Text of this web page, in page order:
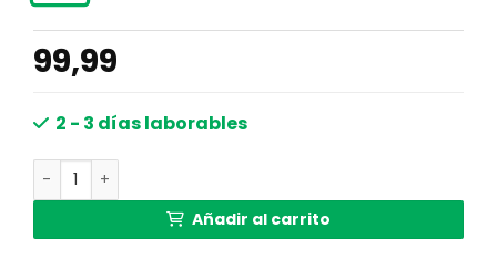
99,99
2 - 3 días laborables
Lámpara de mesa bohemia negro de ratán_natural
Añadir al carrito